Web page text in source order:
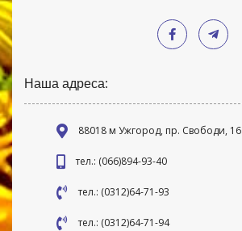
Наша адреса:
88018 м Ужгород, пр. Свободи, 16
тел.: (066)894-93-40
тел.: (0312)64-71-93
тел.: (0312)64-71-94